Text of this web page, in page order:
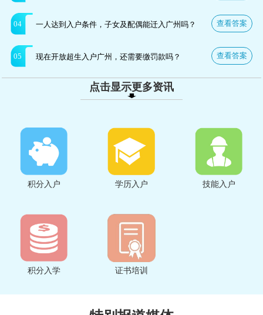
查看答案
04 一人达到入户条件，子女及配偶能迁入广州吗？
查看答案
05 现在开放超生入户广州，还需要缴罚款吗？
点击显示更多资讯
积分入户 学历入户 技能入户
积分入学 证书培训